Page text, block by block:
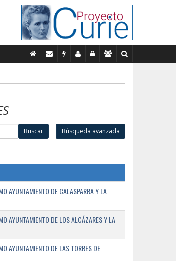
Buscar Búsqueda avanzada
AYUNTAMIENTO DE CALASPARRA Y LA
AYUNTAMIENTO DE LOS ALCÁZARES Y LA
AYUNTAMIENTO DE LAS TORRES DE